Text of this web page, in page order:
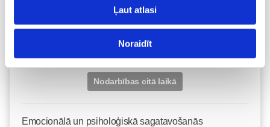
Ļaut atlasi
Noraidīt
Ķermeņa masāža
Nodarbības citā laikā
Emocionālā un psiholoģiskā sagatavošanās